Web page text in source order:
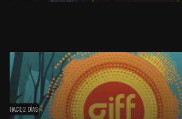
HACE 2 DÍAS